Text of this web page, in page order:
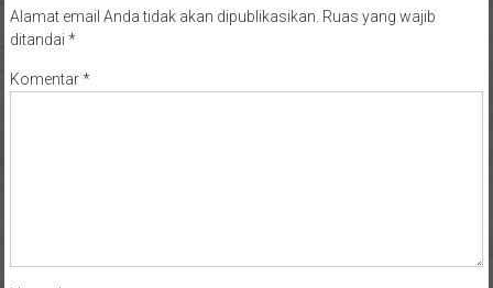
Alamat email Anda tidak akan dipublikasikan. Ruas yang wajib
ditandai *
Komentar*